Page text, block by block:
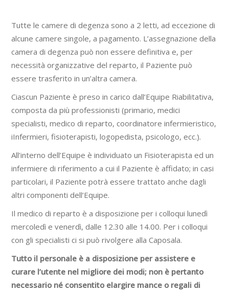
Tutte le camere di degenza sono a 2 letti, ad eccezione di
alcune camere singole, a pagamento. L’assegnazione della
camera di degenza può non essere definitiva e, per
necessità organizzative del reparto, il Paziente può
essere trasferito in un’altra camera.
Ciascun Paziente è preso in carico dall’Equipe Riabilitativa,
composta da più professionisti (primario, medici
specialisti, medico di reparto, coordinatore infermieristico,
iInfermieri, fisioterapisti, logopedista, psicologo, ecc.).
All’interno dell’Equipe è individuato un Fisioterapista ed un
infermiere di riferimento a cui il Paziente è affidato; in casi
particolari, il Paziente potrà essere trattato anche dagli
altri componenti dell’Equipe.
Il medico di reparto è a disposizione per i colloqui lunedì
mercoledì e venerdì, dalle 12.30 alle 14.00. Per i colloqui
con gli specialisti ci si può rivolgere alla Caposala.
Tutto il personale è a disposizione per assistere e
curare l’utente nel migliore dei modi; non è pertanto
necessario né consentito elargire mance o regali di